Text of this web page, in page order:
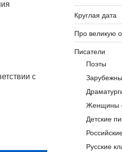
с
Круглая дата
Про великую
Писатели
Поэты
Женщины
Детские
Русские